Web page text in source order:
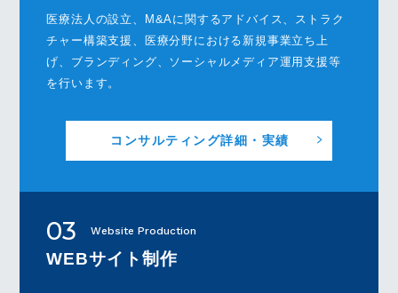
医療法人の設立、M&Aに関するアドバイス、ストラク
チャー構築支援、医療分野における新規事業立ち上
げ、ブランディング、ソーシャルメディア運用支援等
を行います。
コンサルティング詳細・実績
03 Website Production
WEBサイト制作